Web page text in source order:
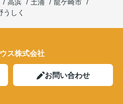
高浜 土浦
龍ケ崎市
うしく
ス株式会社
お問い合わせ